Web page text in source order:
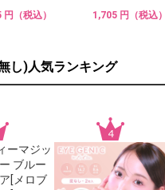
円（税込） 1,705 円（税込）
し)人気ランキング